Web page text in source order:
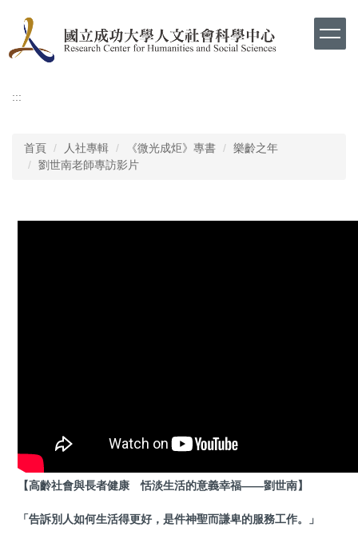
要
容
:::
首頁 人社專輯 《微光成炬》專書
樂齡之年
劉世南老師專訪影片
【高齡社會與長者健康 恬淡生活的意義幸福——劉世南】
「告訴別人如何生活得更好，是件神聖而謙卑的服務工作。」